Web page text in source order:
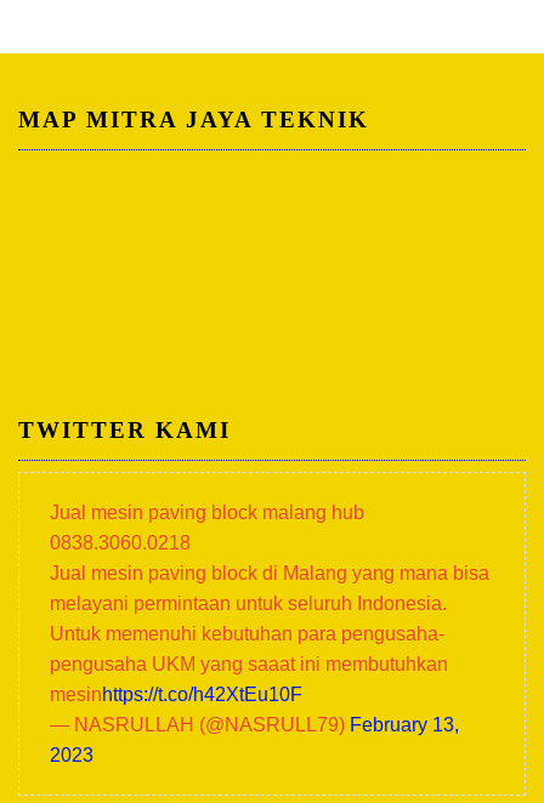
MAP MITRA JAYA TEKNIK
TWITTER KAMI
Jual mesin paving block malang hub
0838.3060.0218
Jual mesin paving block di Malang yang mana bisa
melayani permintaan untuk seluruh Indonesia.
Untuk memenuhi kebutuhan para pengusaha-
pengusaha UKM yang saaat ini membutuhkan
mesinhttps://t.co/h42XtEu10F
— NASRULLAH (@NASRULL79) February 13,
2023